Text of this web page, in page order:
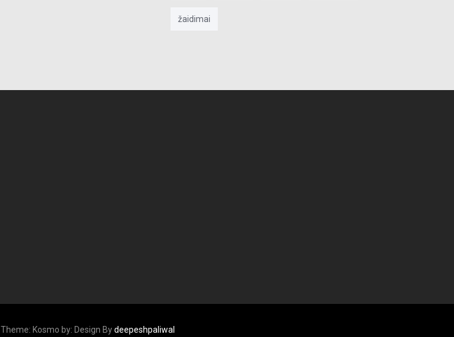
žaidimai
Theme: Kosmo by: Design Bydeepeshpaliwal